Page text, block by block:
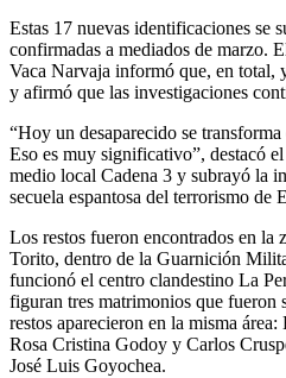
Estas 17 nuevas identificaciones se
confirmadas a mediados de marzo.
Vaca Narvaja informó que, en total,
y afirmó que las investigaciones
“Hoy un desaparecido se
Eso es muy significativo”, destacó
medio local Cadena 3 y subrayó la
secuela espantosa del terrorismo de
Los restos fueron encontrados en la
Torito, dentro de la Guarnición
funcionó el centro clandestino La
figuran tres matrimonios que fueron
restos aparecieron en la misma
Rosa Cristina Godoy y Carlos
José Luis Goyochea.